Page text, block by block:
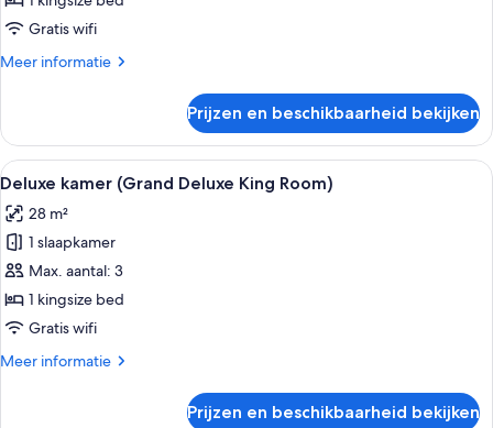
voor
laden
Gratis wifi
Meer informatie
Meer
kamer,
toegankelijk
voor
Prijzen en beschikbaarheid bekijken
Alle
foto's
voor
Deluxe
kamer
(Grand
Deluxe
Room)
Een moderne hotelkamer met een
5
Deluxe kamer (Grand Deluxe King Room)
28 m²
1 slaapkamer
Max. aantal: 3
1 kingsize bed
Gratis wifi
Meer informatie
Meer
Prijzen en beschikbaarheid bekijken